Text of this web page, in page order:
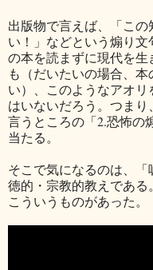
出版物で言えば、「こ
い！」などという煽り
の本を読まずに現代を
も（だいたいの場合、
い）、このようなアオ
はいないだろう。つま
言うところの「2.恐怖の
当たる。
そこで気になるのは、
徳的・宗教的教えであ
こういうものがあった。